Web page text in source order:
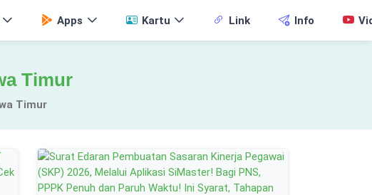
Apps Kartu Link Info
Timur
Timur